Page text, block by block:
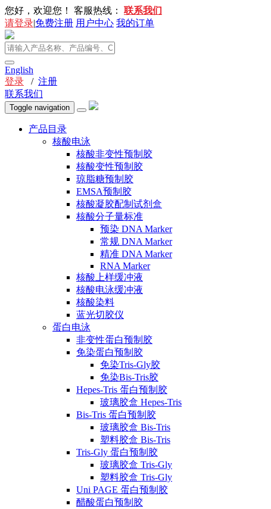
您好，欢迎您！ 客服热线： 联系我们
请登录|免费注册 用户中心 我的订单
English
登录 / 注册
联系我们
Toggle navigation
产品目录
核酸电泳
核酸非变性预制胶
核酸变性预制胶
琼脂糖预制胶
EMSA预制胶
核酸凝胶配制试剂盒
核酸分子量标准
预染 DNA Marker
常规 DNA Marker
精准 DNA Marker
RNA Marker
核酸上样缓冲液
核酸电泳缓冲液
核酸染料
蓝光切胶仪
蛋白电泳
非变性蛋白预制胶
免染蛋白预制胶
免染Tris-Gly胶
免染Bis-Tris胶
Hepes-Tris 蛋白预制胶
玻璃胶盒 Hepes-Tris
Bis-Tris 蛋白预制胶
玻璃胶盒 Bis-Tris
塑料胶盒 Bis-Tris
Tris-Gly 蛋白预制胶
玻璃胶盒 Tris-Gly
塑料胶盒 Tris-Gly
Uni PAGE 蛋白预制胶
醋酸蛋白预制胶